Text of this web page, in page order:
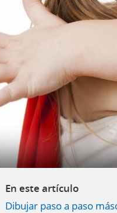
En este artículo
Dibujar paso a paso